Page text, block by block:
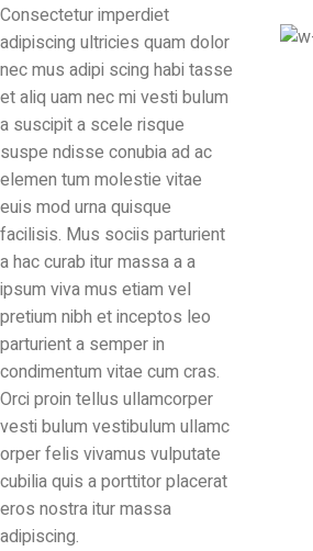
Consectetur imperdiet
adipiscing ultricies quam dolor
nec mus adipi scing habi tasse
et aliq uam nec mi vesti bulum
a suscipit a scele risque
suspe ndisse conubia ad ac
elemen tum molestie vitae
euis mod urna quisque
facilisis. Mus sociis parturient
a hac curab itur massa a a
ipsum viva mus etiam vel
pretium nibh et inceptos leo
parturient a semper in
condimentum vitae cum cras.
Orci proin tellus ullamcorper
vesti bulum vestibulum ullamc
orper felis vivamus vulputate
cubilia quis a porttitor placerat
eros nostra itur massa
adipiscing.